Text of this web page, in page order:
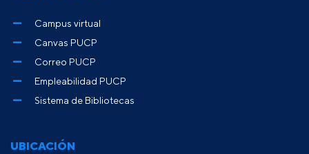
UBICACIÓN
Campus virtual
Canvas PUCP
Correo PUCP
Empleabilidad PUCP
Sistema de Bibliotecas